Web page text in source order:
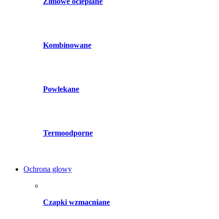
Kombinowane
Powlekane
Termoodporne
Ochrona głowy
Czapki wzmacniane